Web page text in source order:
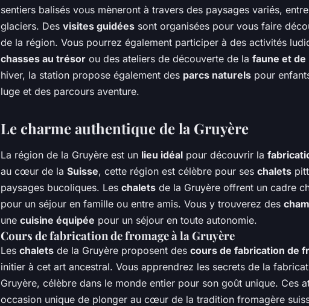
sentiers balisés vous mèneront à travers des paysages variés,
glaciers. Des visites guidées sont organisées pour vous faire
de la région. Vous pourrez également participer à des activités
chasses au trésor ou des ateliers de découverte de la faune et de
hiver, la station propose également des parcs naturels pour
luge et des parcours aventure.
Le charme authentique de la Gruyère
La région de la Gruyère est un lieu idéal pour découvrir la
au cœur de la Suisse, cette région est célèbre pour ses chalets
paysages bucoliques. Les chalets de la Gruyère offrent un cadre
pour un séjour en famille ou entre amis. Vous y trouverez des
une cuisine équipée pour un séjour en toute autonomie.
Cours de fabrication de fromage à la Gruyère
Les chalets de la Gruyère proposent des cours de fabrication de
initier à cet art ancestral. Vous apprendrez les secrets de la
Gruyère, célèbre dans le monde entier pour son goût unique. Ces
occasion unique de plonger au cœur de la tradition fromagère